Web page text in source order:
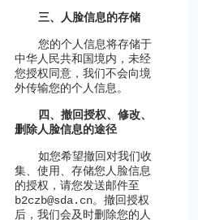
三、人脸信息的存储
您的个人信息将存储于
中华人民共和国境内，未经
您授权同意，我们不会向境
外传输您的个人信息。
四、撤回授权、修改、
删除人脸信息的途径
如您希望撤回对我们收
集、使用、存储您人脸信息
的授权，请您发送邮件至
b2czb@sda.cn。撤回授权
后，我们会及时删除您的人